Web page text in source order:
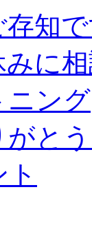
知
に
ニング
がと